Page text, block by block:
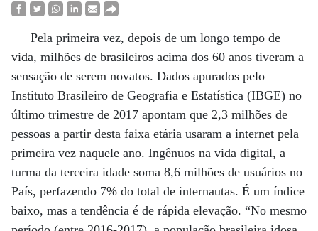
Pela primeira vez, depois de um longo tempo de
vida, milhões de brasileiros acima dos 60 anos tiveram a
sensação de serem novatos. Dados apurados pelo
Instituto Brasileiro de Geografia e Estatística (IBGE) no
último trimestre de 2017 apontam que 2,3 milhões de
pessoas a partir desta faixa etária usaram a internet pela
primeira vez naquele ano. Ingênuos na vida digital, a
turma da terceira idade soma 8,6 milhões de usuários no
País, perfazendo 7% do total de internautas. É um índice
baixo, mas a tendência é de rápida elevação. “No mesmo